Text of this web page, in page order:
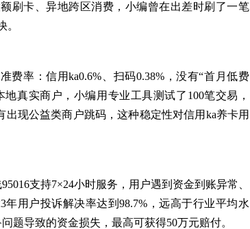
刷卡、异地跨区消费，小编曾在出差时刷了一笔
。
费率：信用ka0.6%、扫码0.38%，没有“首月低费
真实商户，小编用专业工具测试了100笔交易，
现公益类商户跳码，这种稳定性对信用ka养卡用
支持7×24小时服务，用户遇到资金到账异常、
用户投诉解决率达到98.7%，远高于行业平均水
题导致的资金损失，最高可获得50万元赔付。